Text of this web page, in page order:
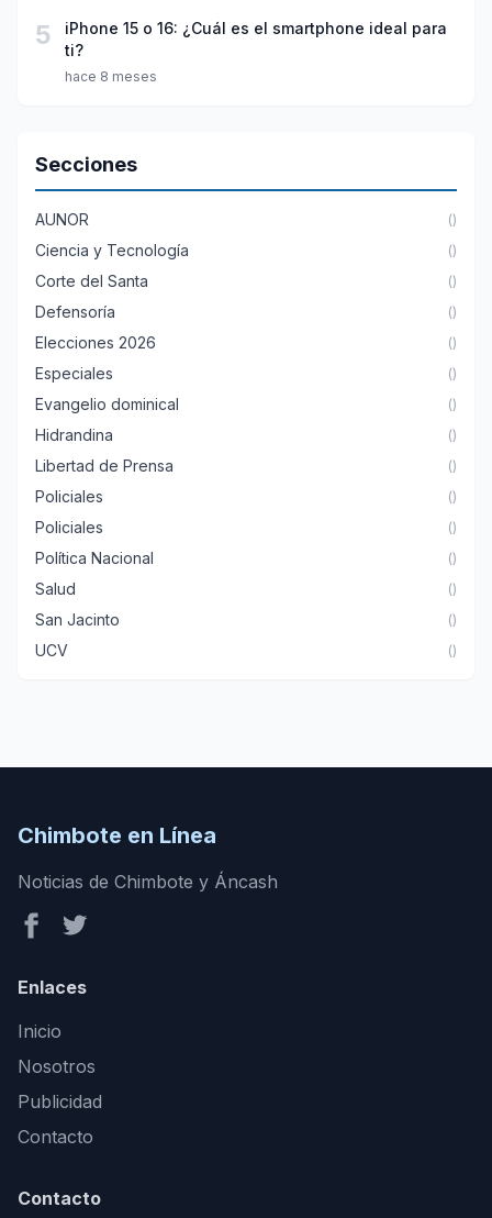
5
iPhone 15 o 16: ¿Cuál es el smartphone ideal para
ti?
hace 8 meses
Secciones
AUNOR ()
Ciencia y Tecnología ()
Corte del Santa ()
Defensoría ()
Elecciones 2026 ()
Especiales ()
Evangelio dominical ()
Hidrandina ()
Libertad de Prensa ()
Policiales ()
Policiales ()
Política Nacional ()
Salud ()
San Jacinto ()
UCV ()
Chimbote en Línea
Noticias de Chimbote y Áncash
Enlaces
Inicio
Nosotros
Publicidad
Contacto
Contacto